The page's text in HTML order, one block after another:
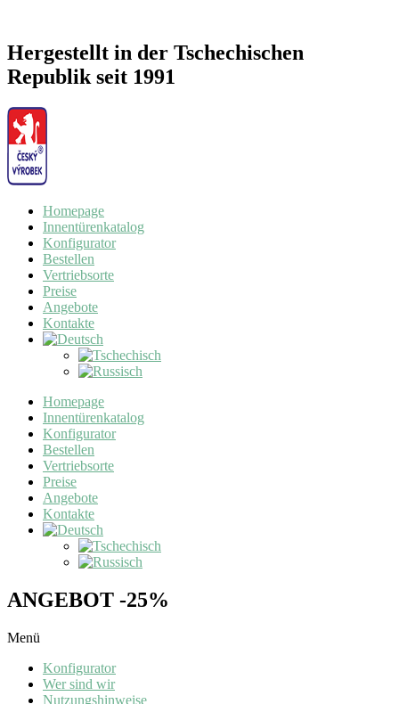
Hergestellt in der Tschechischen
Republik seit 1991
Homepage
Innentürenkatalog
Konfigurator
Bestellen
Vertriebsorte
Preise
Angebote
Kontakte
Homepage
Innentürenkatalog
Konfigurator
Bestellen
Vertriebsorte
Preise
Angebote
Kontakte
ANGEBOT -25%
Menü
Konfigurator
Wer sind wir
Nutzungshinweise